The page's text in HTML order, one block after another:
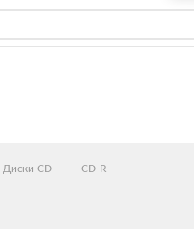
Диски CD CD-R